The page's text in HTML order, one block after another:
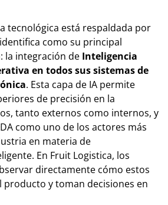
tecnológica está respaldada por
como su principal
la integración de Inteligencia
en todos sus sistemas de
. Esta capa de IA permite
de precisión en la
tanto externos como internos, y
como uno de los actores más
en materia de
En Fruit Logistica, los
directamente cómo estos
producto y toman decisiones en